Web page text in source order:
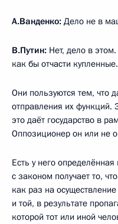
А.Ванденко: Дело не в
В.Путин: Нет, дело в
как бы отчасти купленные.
Они пользуются тем, что
отправления их функций.
это даёт государство в
Оппозиционер он или не
Есть у него
с законом получает то,
как раз на
и той, в результате
которой тот или иной